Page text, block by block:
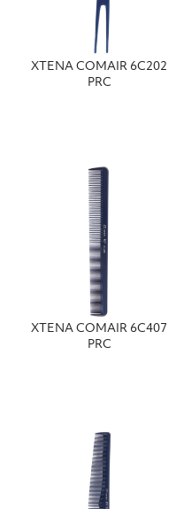
ΧΤΕΝΑ COMAIR 6C202
PRC
ΧΤΕΝΑ COMAIR 6C407
PRC